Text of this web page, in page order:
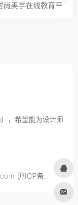
美学在线教育平台
，希望能为设计师
沪ICP备